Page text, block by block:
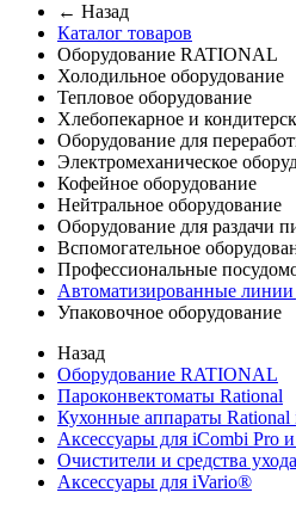
← Назад
Каталог товаров
Оборудование RATIONAL
Холодильное оборудование
Тепловое оборудование
Хлебопекарное и
Оборудование для
Электромеханическое
Кофейное оборудование
Нейтральное оборудование
Оборудование для раздачи
Вспомогательное
Профессиональные
Автоматизированные
Упаковочное оборудование
Назад
Оборудование RATIONAL
Пароконвектоматы Rational
Кухонные аппараты Rational
Аксессуары для iCombi Pro
Очистители и средства
Аксессуары для iVario®